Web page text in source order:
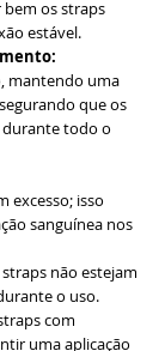
os straps
estável.
mantendo uma
que os
durante todo o
excesso; isso
sanguínea nos
não estejam
o uso.
com
uma aplicação